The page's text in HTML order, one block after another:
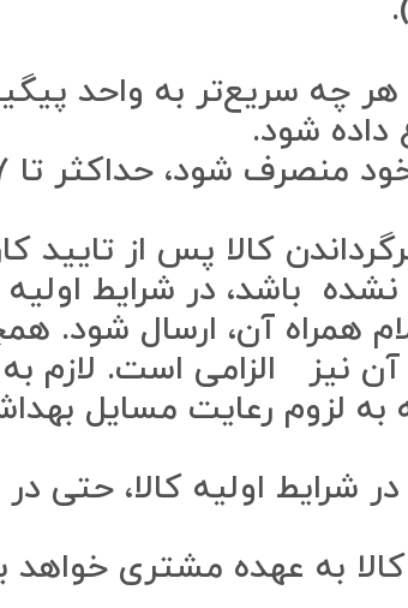
چه سریع‏‌تر به واحد
1” در این حالت، برگرداندن
باشد، در شرایط
همراه آن، ارسال شود.
آن نیز الزامی است. لازم
لزوم رعایت مسایل
شرایط اولیه کالا، حتی
به عهده مشتری خواهد